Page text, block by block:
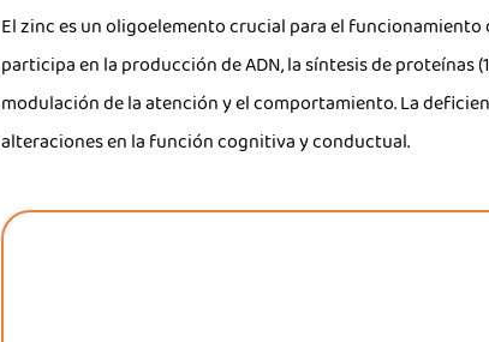
El zinc es un oligoelemento crucial para el
participa en la producción de ADN, la síntesis de proteínas
modulación de la atención y el comportamiento. La
alteraciones en la función cognitiva y conductual.